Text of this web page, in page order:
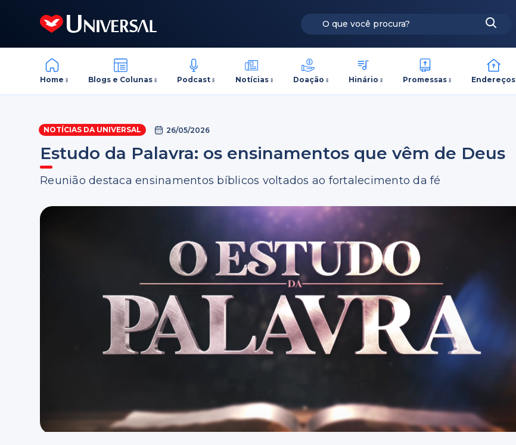
Home Blogs e Colunas Podcast Notícias Doação Hinário Promessas Endereços
NOTÍCIAS DA UNIVERSAL 26/05/2026
Estudo da Palavra: os ensinamentos que vêm de Deus
Reunião destaca ensinamentos bíblicos voltados ao fortalecimento da fé